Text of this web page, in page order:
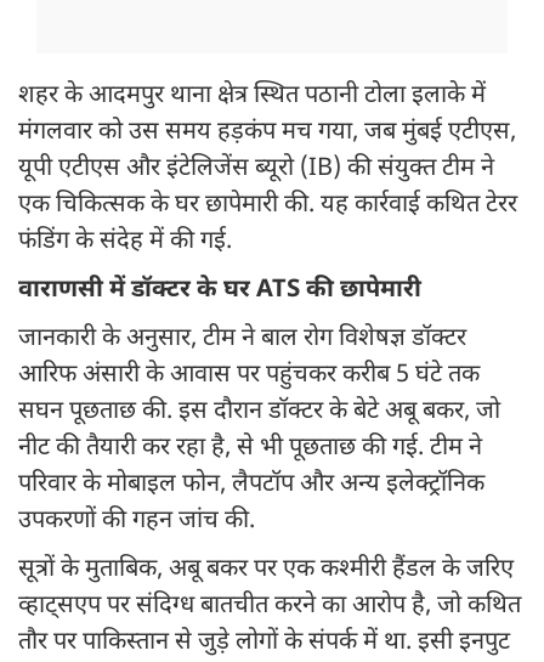
शहर के आदमपुर थाना क्षेत्र स्थित पठानी टोला इलाके में
मंगलवार को उस समय हड़कंप मच गया, जब मुंबई एटीएस,
यूपी एटीएस और इंटेलिजेंस ब्यूरो (IB) की संयुक्त टीम ने
एक चिकित्सक के घर छापेमारी की. यह कार्रवाई कथित टेरर
फंडिंग के संदेह में की गई.
वाराणसी में डॉक्टर के घर ATS की छापेमारी
जानकारी के अनुसार, टीम ने बाल रोग विशेषज्ञ डॉक्टर
आरिफ अंसारी के आवास पर पहुंचकर करीब 5 घंटे तक
सघन पूछताछ की. इस दौरान डॉक्टर के बेटे अबू बकर, जो
नीट की तैयारी कर रहा है, से भी पूछताछ की गई. टीम ने
परिवार के मोबाइल फोन, लैपटॉप और अन्य इलेक्ट्रॉनिक
उपकरणों की गहन जांच की.
सूत्रों के मुताबिक, अबू बकर पर एक कश्मीरी हैंडल के जरिए
व्हाट्सएप पर संदिग्ध बातचीत करने का आरोप है, जो कथित
तौर पर पाकिस्तान से जुड़े लोगों के संपर्क में था. इसी इनपुट